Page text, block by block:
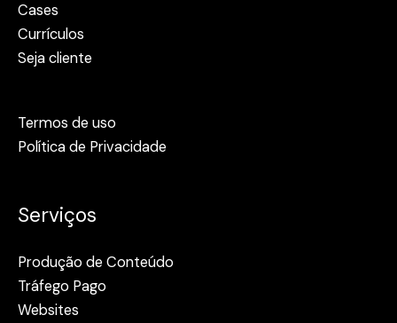
Cases
Currículos
Seja cliente
Termos de uso
Política de Privacidade
Serviços
Produção de Conteúdo
Tráfego Pago
Websites